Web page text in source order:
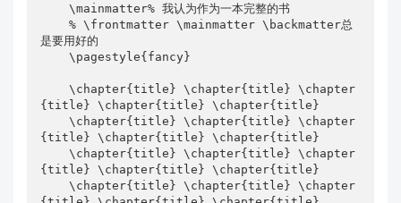
    \mainmatter% 我认为作为一本完整的书
    % \frontmatter \mainmatter \backmatter总
是要用好的
    \pagestyle{fancy}
    \chapter{title} \chapter{title} \chapter
{title} \chapter{title} \chapter{title}
    \chapter{title} \chapter{title} \chapter
{title} \chapter{title} \chapter{title}
    \chapter{title} \chapter{title} \chapter
{title} \chapter{title} \chapter{title}
    \chapter{title} \chapter{title} \chapter